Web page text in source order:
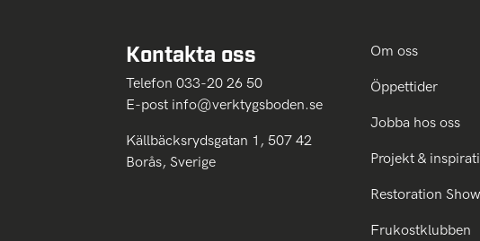
Kontakta oss
Telefon 033-20 26 50
E-post info@verktygsboden.se
Källbäcksrydsgatan 1, 507 42
Borås, Sverige
Om oss
Öppettider
Jobba hos oss
Projekt &
Restoration Show
Frukostklubben